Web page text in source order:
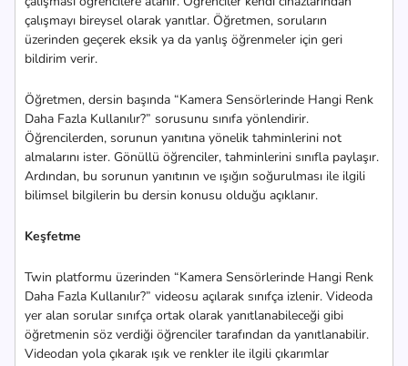
çalışmayı bireysel olarak yanıtlar. Öğretmen, soruların
üzerinden geçerek eksik ya da yanlış öğrenmeler için geri
bildirim verir.
Öğretmen, dersin başında “Kamera Sensörlerinde Hangi Renk
Daha Fazla Kullanılır?” sorusunu sınıfa yönlendirir.
Öğrencilerden, sorunun yanıtına yönelik tahminlerini not
almalarını ister. Gönüllü öğrenciler, tahminlerini sınıfla paylaşır.
Ardından, bu sorunun yanıtının ve ışığın soğurulması ile ilgili
bilimsel bilgilerin bu dersin konusu olduğu açıklanır.
Keşfetme
Twin platformu üzerinden “Kamera Sensörlerinde Hangi Renk
Daha Fazla Kullanılır?” videosu açılarak sınıfça izlenir. Videoda
yer alan sorular sınıfça ortak olarak yanıtlanabileceği gibi
öğretmenin söz verdiği öğrenciler tarafından da yanıtlanabilir.
Videodan yola çıkarak ışık ve renkler ile ilgili çıkarımlar